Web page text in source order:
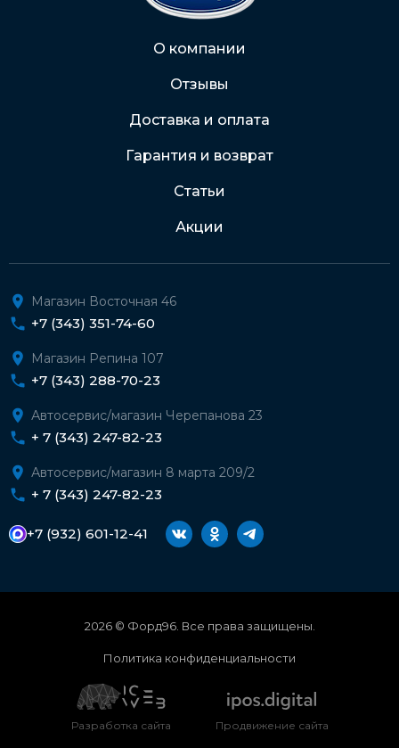
О компании
Отзывы
Доставка и оплата
Гарантия и возврат
Статьи
Акции
Магазин Восточная 46
+7 (343) 351-74-60
Магазин Репина 107
+7 (343) 288-70-23
Автосервис/магазин Черепанова 23
+ 7 (343) 247-82-23
Автосервис/магазин 8 марта 209/2
+ 7 (343) 247-82-23
+7 (932) 601-12-41
2026 © Форд96. Все права защищены.
Политика конфиденциальности
Разработка сайта Продвижение сайта